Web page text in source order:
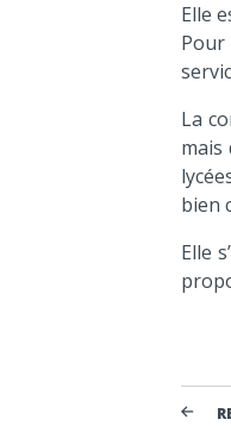
Elle
La
mais
bien
Elle